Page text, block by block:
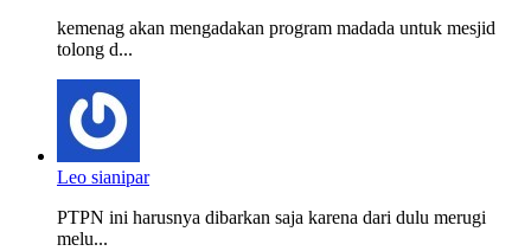
kemenag akan mengadakan program madada untuk mesjid
tolong d...
Leo sianipar
PTPN ini harusnya dibarkan saja karena dari dulu merugi
melu...